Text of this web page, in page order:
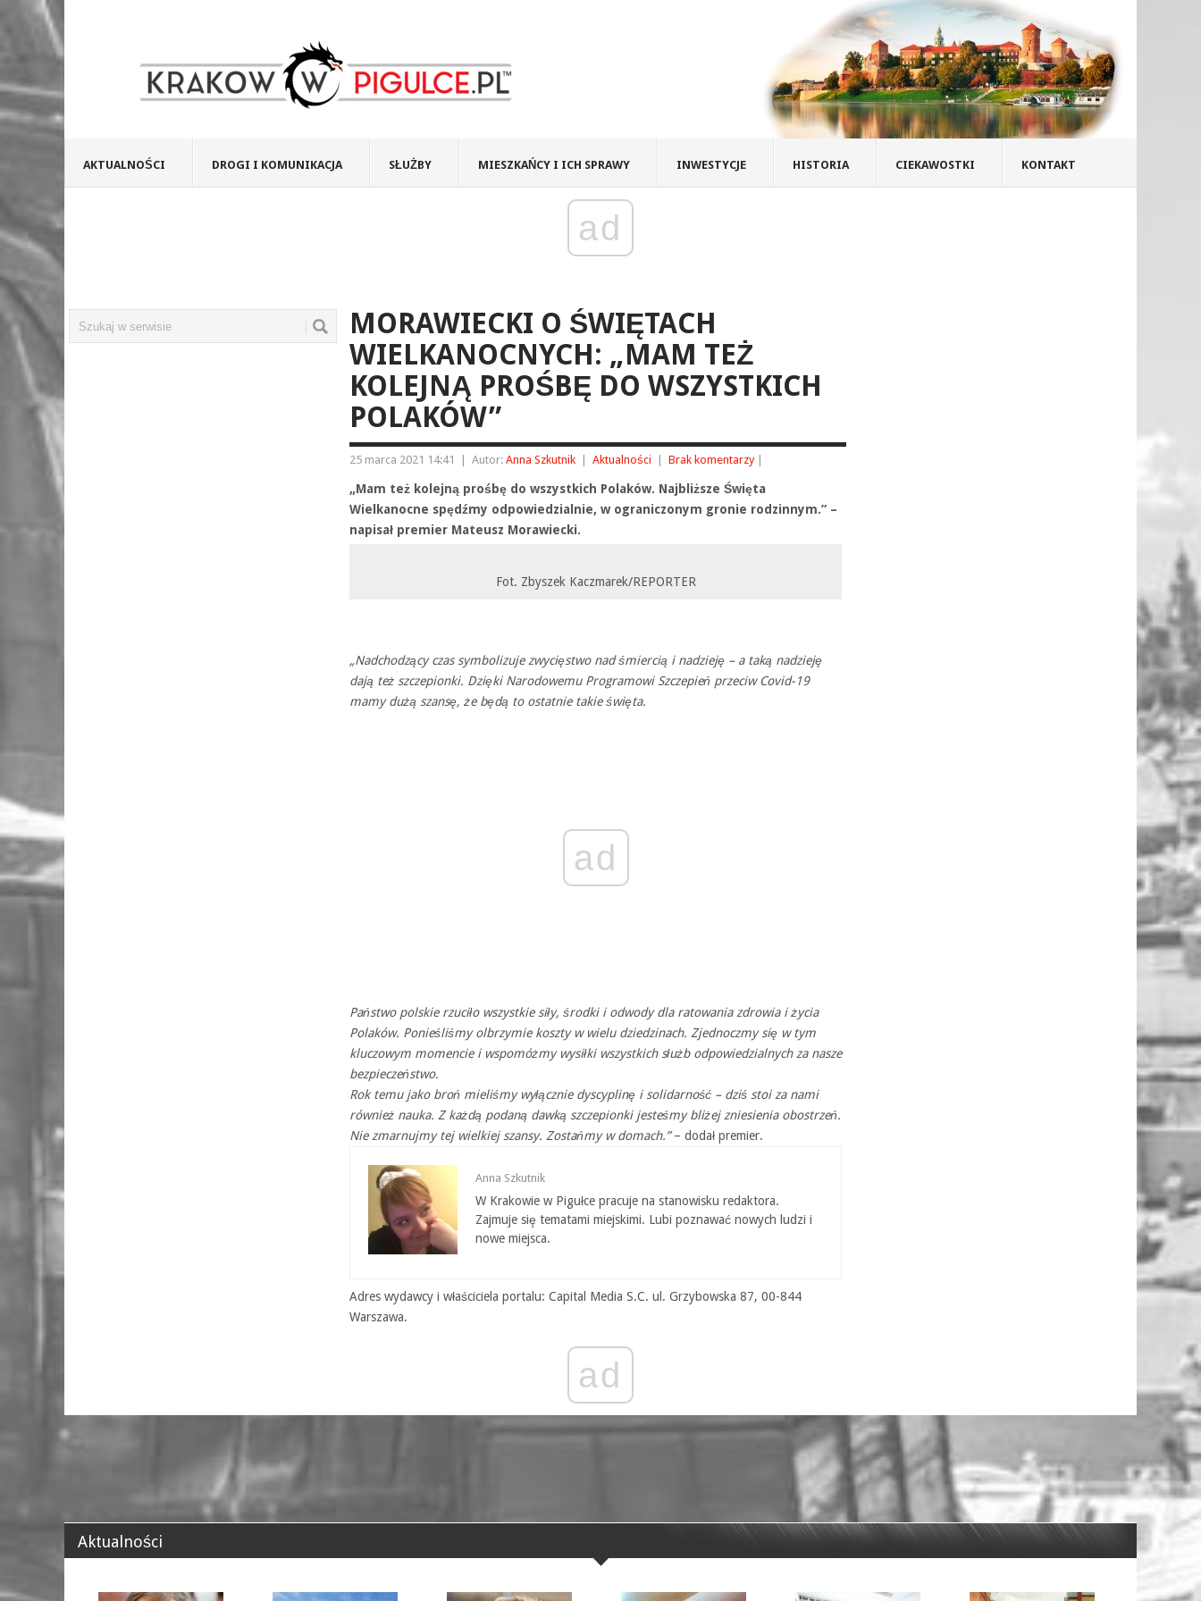
AKTUALNOŚCI DROGI I KOMUNIKACJA SŁUŻBY MIESZKAŃCY I ICH SPRAWY INWESTYCJE HISTORIA CIEKAWOSTKI KONTAKT
ad
MORAWIECKI O ŚWIĘTACH
WIELKANOCNYCH: „MAM TEŻ
KOLEJNĄ PROŚBĘ DO WSZYSTKICH
POLAKÓW”
25 marca 2021 14:41 Autor: Anna Szkutnik Aktualności Brak komentarzy
„Mam też kolejną prośbę do wszystkich Polaków. Najbliższe Święta
Wielkanocne spędźmy odpowiedzialnie, w ograniczonym gronie rodzinnym.” –
napisał premier Mateusz Morawiecki.
Fot. Zbyszek Kaczmarek/REPORTER
„Nadchodzący czas symbolizuje zwycięstwo nad śmiercią i nadzieję – a taką nadzieję
dają też szczepionki. Dzięki Narodowemu Programowi Szczepień przeciw Covid-19
mamy dużą szansę, że będą to ostatnie takie święta.
ad
Państwo polskie rzuciło wszystkie siły, środki i odwody dla ratowania zdrowia i życia
Polaków. Ponieśliśmy olbrzymie koszty w wielu dziedzinach. Zjednoczmy się w tym
kluczowym momencie i wspomóżmy wysiłki wszystkich służb odpowiedzialnych za nasze
bezpieczeństwo.
Rok temu jako broń mieliśmy wyłącznie dyscyplinę i solidarność – dziś stoi za nami
również nauka. Z każdą podaną dawką szczepionki jesteśmy bliżej zniesienia obostrzeń.
Nie zmarnujmy tej wielkiej szansy. Zostańmy w domach.”– dodał premier.
Anna Szkutnik
W Krakowie w Pigułce pracuje na stanowisku redaktora.
Zajmuje się tematami miejskimi. Lubi poznawać nowych ludzi i
nowe miejsca.
Adres wydawcy i właściciela portalu: Capital Media S.C. ul. Grzybowska 87, 00-844
Warszawa.
ad
Aktualności